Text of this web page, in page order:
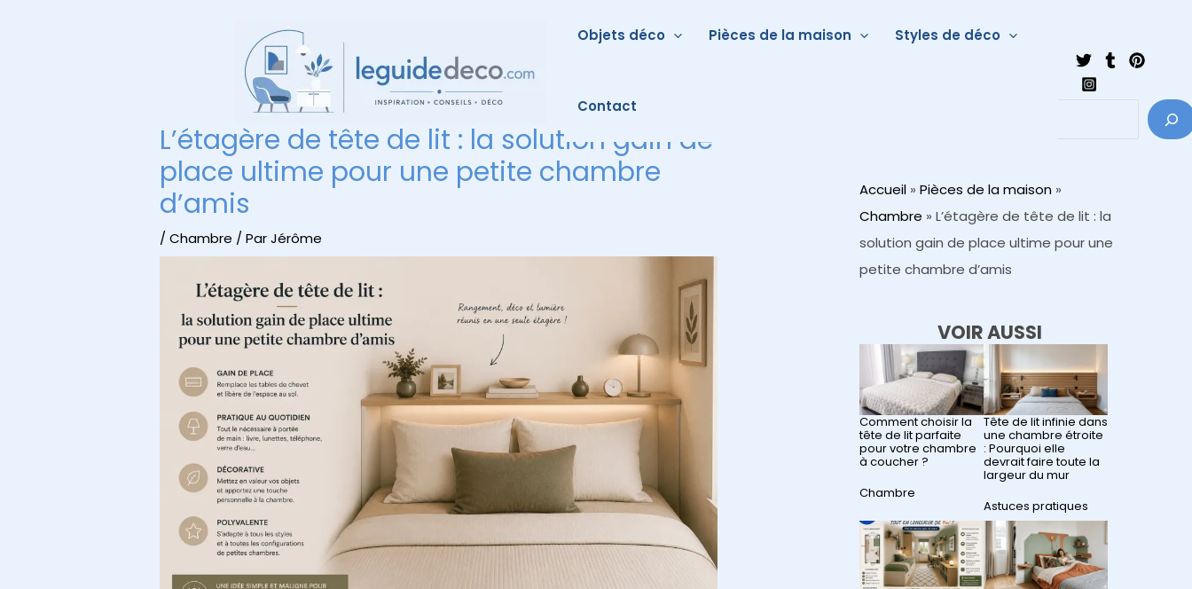
Objets déco Pièces de la maison Styles de déco
Contact
L’étagère de tête de lit : la solution gain de
place ultime pour une petite chambre
d’amis
/Chambre / ParJérôme
Accueil » Pièces de la maison »
Chambre » L’étagère de tête de lit : la
solution gain de place ultime pour une
petite chambre d’amis
VOIR AUSSI
Comment choisir la
tête de lit parfaite
pour votre chambre
à coucher ?
Par rapport à
Chambre
Tête de lit infinie dans
une chambre étroite
: Pourquoi elle
devrait faire toute la
largeur du mur
Par rapport à
Astuces pratiques